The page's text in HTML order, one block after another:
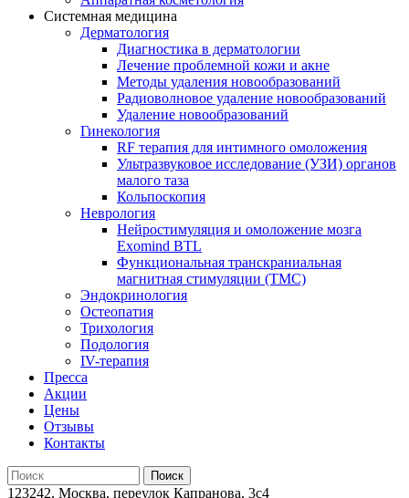
Системная медицина
Дерматология
Диагностика в дерматологии
Лечение проблемной кожи и акне
Методы удаления новообразований
Радиоволновое удаление новообразований
Удаление новообразований
Гинекология
RF терапия для интимного омоложения
Ультразвуковое исследование (УЗИ) органов
малого таза
Кольпоскопия
Неврология
Нейростимуляция и омоложение мозга
Exomind BTL
Функциональная транскраниальная
магнитная стимуляции (ТМС)
Эндокринология
Остеопатия
Трихология
Подология
IV-терапия
Пресса
Акции
Цены
Отзывы
Контакты
123242, Москва, переулок Капранова, 3с4